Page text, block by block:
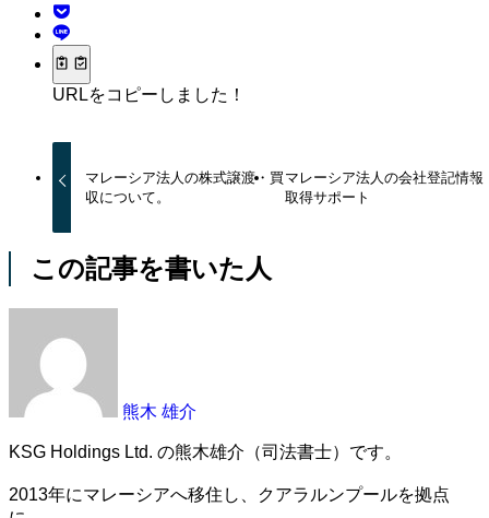
URLをコピーしました！
マレーシア法人の株式譲渡・買
収について。
マレーシア法人の会社登記情報
取得サポート
この記事を書いた人
熊木 雄介
KSG Holdings Ltd. の熊木雄介（司法書士）です。
2013年にマレーシアへ移住し、クアラルンプールを拠点